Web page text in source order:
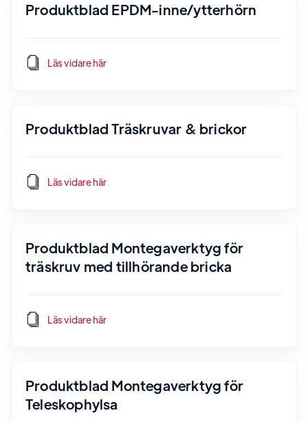
Produktblad EPDM-inne/ytterhörn
Läs vidare här
Produktblad Träskruvar & brickor
Läs vidare här
Produktblad Montegaverktyg för
träskruv med tillhörande bricka
Läs vidare här
Produktblad Montegaverktyg för
Teleskophylsa